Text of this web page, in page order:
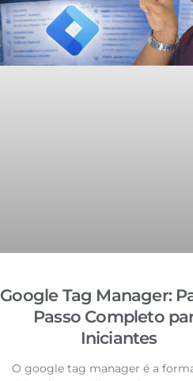
Google Tag Manager:
Passo Completo
Iniciantes
O google tag manager é a